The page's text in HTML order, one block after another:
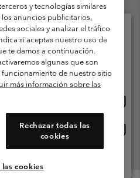
Garantía
de miembros
Por Los Usuarios
y tecnologías similares
anuncios publicitarios,
sociales y analizar el tráfico
si aceptas nuestro uso de
te damos a continuación.
algunas que son
de nuestro sitio
más información sobre las
Rechazar todas las
cookies
cookies
e idioma envío
línea disponibles
línea
Los Países